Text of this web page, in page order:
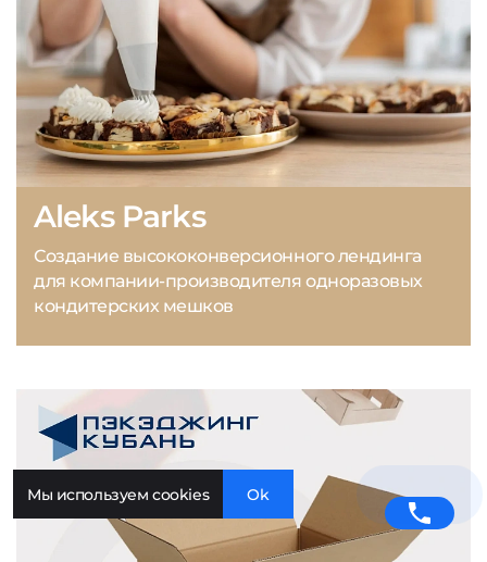
Aleks Parks
Создание высококонверсионного лендинга
для компании-производителя одноразовых
кондитерских мешков
Мы используем cookies Ok